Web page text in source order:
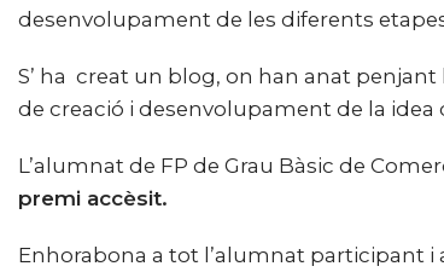
desenvolupament de les diferents
S’ ha creat un blog, on han anat
de creació i desenvolupament de la idea
L’alumnat de FP de Grau Bàsic de
premi accèsit.
Enhorabona a tot l’alumnat participant